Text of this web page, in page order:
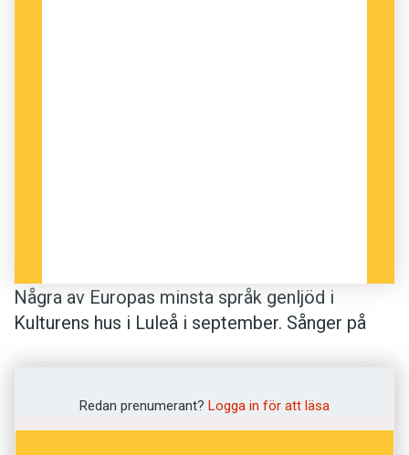
Några av Europas minsta språk genljöd i
Kulturens hus i Luleå i september. Sånger på
festival så långt ifrån Eurovision song contest
Redan prenumerant? Logga in för att läsa